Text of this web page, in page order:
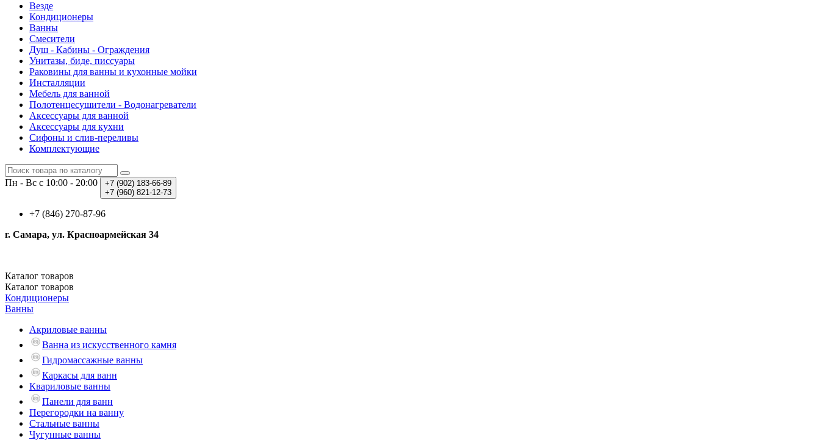
Везде
Кондиционеры
Ванны
Смесители
Душ - Кабины - Ограждения
Унитазы, биде, писсуары
Раковины для ванны и кухонные мойки
Инсталляции
Мебель для ванной
Полотенцесушители - Водонагреватели
Аксессуары для ванной
Аксессуары для кухни
Сифоны и слив-переливы
Комплектующие
Пн - Вс с 10:00 - 20:00 +7 (902) 183-66-89
+7 (960) 821-12-73
+7 (846) 270-87-96
г. Самара, ул. Красноармейская 34
Каталог товаров
Каталог товаров
Кондиционеры
Ванны
Акриловые ванны
Ванна из искусственного камня
Гидромассажные ванны
Каркасы для ванн
Квариловые ванны
Панели для ванн
Перегородки на ванну
Стальные ванны
Чугунные ванны